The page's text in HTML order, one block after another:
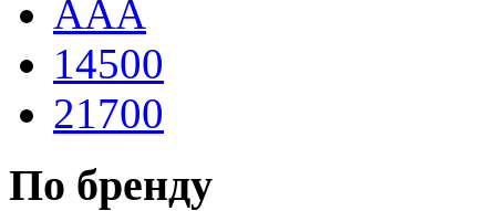
AAA
14500
21700
По бренду